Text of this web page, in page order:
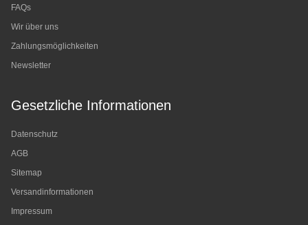
FAQs
Wir über uns
Zahlungsmöglichkeiten
Newsletter
Gesetzliche Informationen
Datenschutz
AGB
Sitemap
Versandinformationen
Impressum